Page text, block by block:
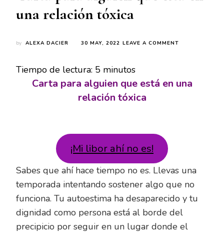
una relación tóxica
by ALEXA DACIER 30 MAY, 2022 LEAVE A COMMENT
ESTÁ
Tiempo de lectura: 5 minutos
Carta para alguien que está en una
relación tóxica
¡Mi libor ahí no es!
Sabes que ahí hace tiempo no es. Llevas una
temporada intentando sostener algo que no
funciona. Tu autoestima ha desaparecido y tu
dignidad como persona está al borde del
precipicio por seguir en un lugar donde el